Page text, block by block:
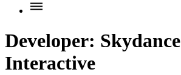
Developer: Skydance
Interactive